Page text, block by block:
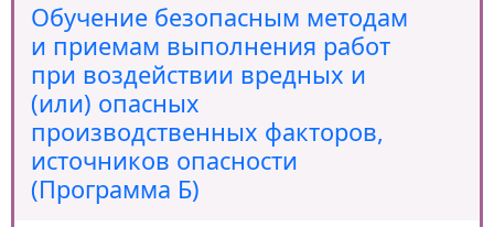
Обучение безопасным методам
и приемам выполнения работ
при воздействии вредных и
(или) опасных
производственных факторов,
источников опасности
(Программа Б)